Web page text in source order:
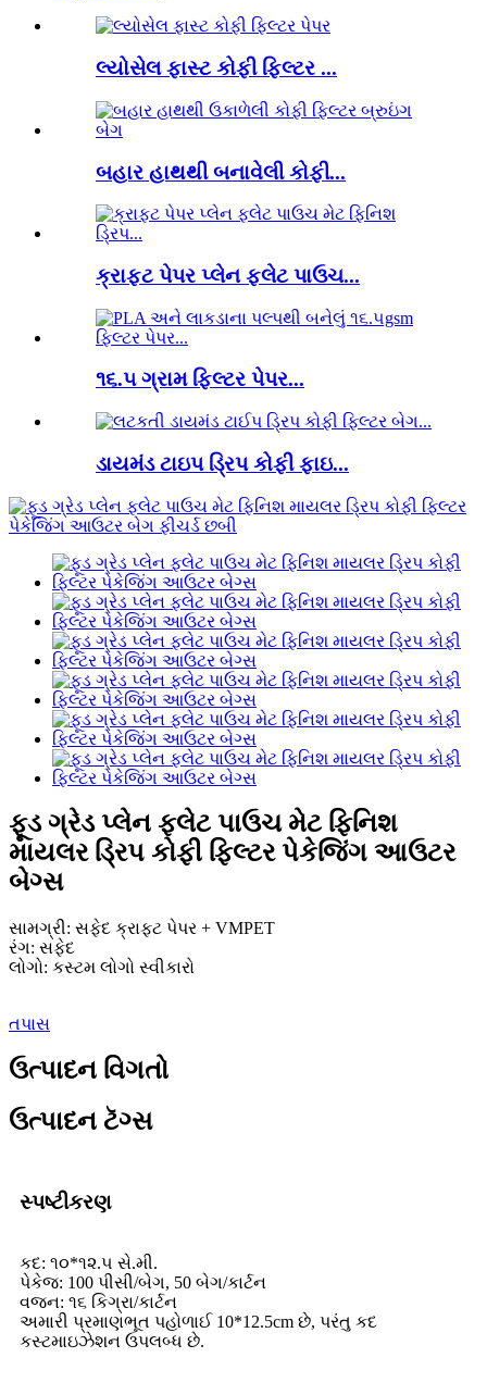
લ્યોસેલ ફાસ્ટ કોફી ફિલ્ટર ...
બહાર હાથથી બનાવેલી કોફી...
ક્રાફ્ટ પેપર પ્લેન ફ્લેટ પાઉચ...
૧૬.૫ ગ્રામ ફિલ્ટર પેપર...
ડાયમંડ ટાઇપ ડ્રિપ કોફી ફાઇ...
ફૂડ ગ્રેડ પ્લેન ફ્લેટ પાઉચ મેટ ફિનિશ
માયલર ડ્રિપ કોફી ફિલ્ટર પેકેજિંગ આઉટર
બેગ્સ
સામગ્રી: સફેદ ક્રાફ્ટ પેપર + VMPET
રંગ: સફેદ
લોગો: કસ્ટમ લોગો સ્વીકારો
તપાસ
ઉત્પાદન વિગતો
ઉત્પાદન ટૅગ્સ
સ્પષ્ટીકરણ
કદ: ૧૦*૧૨.૫ સે.મી.
પેકેજ: 100 પીસી/બેગ, 50 બેગ/કાર્ટન
વજન: ૧૬ કિગ્રા/કાર્ટન
અમારી પ્રમાણભૂત પહોળાઈ 10*12.5cm છે, પરંતુ કદ
કસ્ટમાઇઝેશન ઉપલબ્ધ છે.